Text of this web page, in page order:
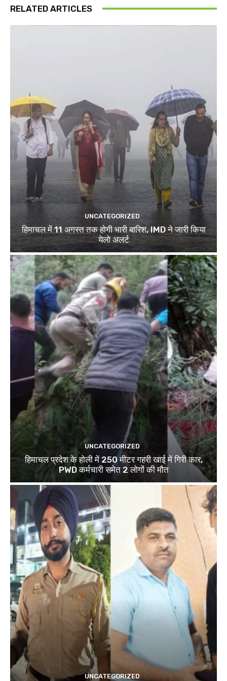
RELATED ARTICLES
UNCATEGORIZED
हिमाचल में 11 अगस्त तक होगी भारी बारिश, IMD ने जारी किया
येलो अलर्ट
UNCATEGORIZED
हिमाचल प्रदेश के होली में 250 मीटर गहरी खाई में गिरी कार,
PWD कर्मचारी समेत 2 लोगों की मौत
UNCATEGORIZED